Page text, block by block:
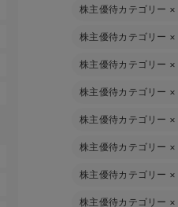
株主優待カテゴリー ×
株主優待カテゴリー ×
株主優待カテゴリー ×
株主優待カテゴリー ×
株主優待カテゴリー ×
株主優待カテゴリー ×
株主優待カテゴリー ×
株主優待カテゴリー ×